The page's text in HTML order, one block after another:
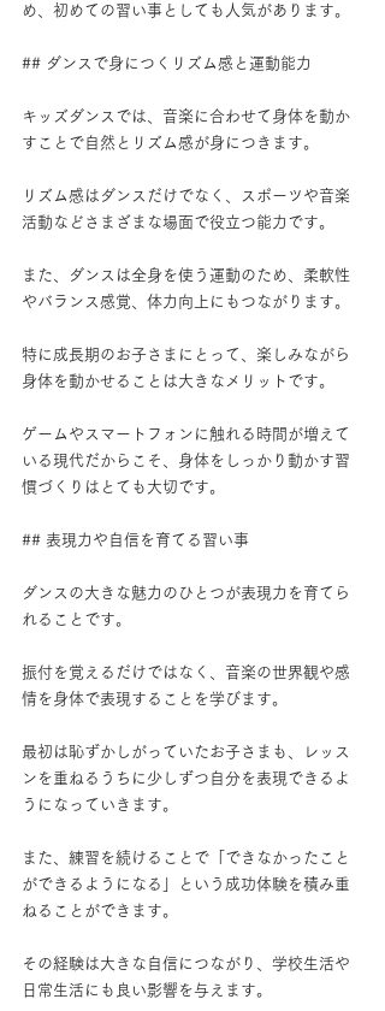
め、初めての習い事としても人気があります。
## ダンスで身につくリズム感と運動能力
キッズダンスでは、音楽に合わせて身体を動か
すことで自然とリズム感が身につきます。
リズム感はダンスだけでなく、スポーツや音楽
活動などさまざまな場面で役立つ能力です。
また、ダンスは全身を使う運動のため、柔軟性
やバランス感覚、体力向上にもつながります。
特に成長期のお子さまにとって、楽しみながら
身体を動かせることは大きなメリットです。
ゲームやスマートフォンに触れる時間が増えて
いる現代だからこそ、身体をしっかり動かす習
慣づくりはとても大切です。
## 表現力や自信を育てる習い事
ダンスの大きな魅力のひとつが表現力を育てら
れることです。
振付を覚えるだけではなく、音楽の世界観や感
情を身体で表現することを学びます。
最初は恥ずかしがっていたお子さまも、レッス
ンを重ねるうちに少しずつ自分を表現できるよ
うになっていきます。
また、練習を続けることで「できなかったこと
ができるようになる」という成功体験を積み重
ねることができます。
その経験は大きな自信につながり、学校生活や
日常生活にも良い影響を与えます。